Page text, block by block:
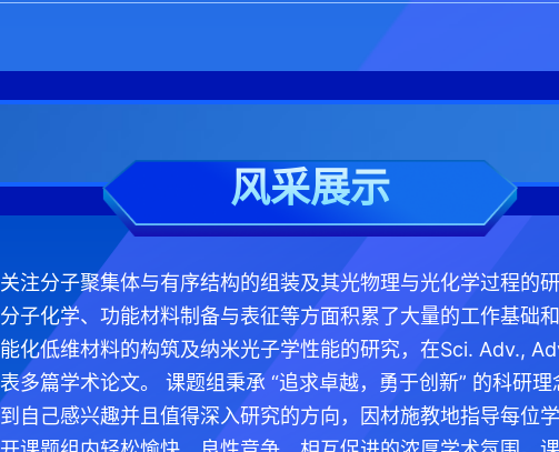
风采展示
注分子聚集体与有序结构的组装及其光物理与光化学过程的
子化学、功能材料制备与表征等方面积累了大量的工作基础
化低维材料的构筑及纳米光子学性能的研究，在Sci. Adv.,
多篇学术论文。 课题组秉承 “追求卓越，勇于创新” 的科研
自己感兴趣并且值得深入研究的方向，因材施教地指导每位